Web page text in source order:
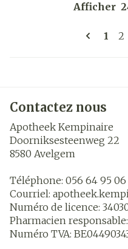
1 2
Afficher
Contactez nous
Apotheek Kempinaire
Doorniksesteenweg 22
8580 Avelgem
Téléphone: 056 64 95 06
Courriel:
Numéro de licence:
Pharmacien responsable:
Numéro TVA: